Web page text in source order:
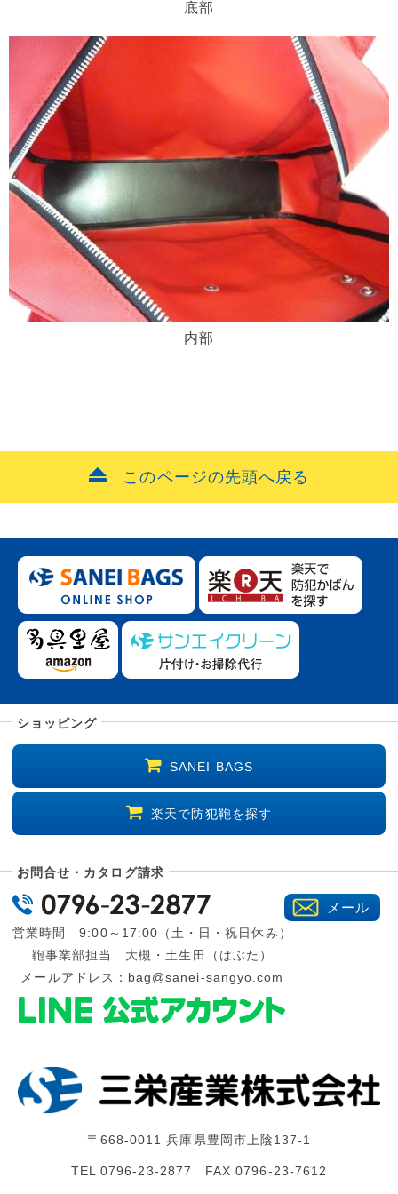
底部
内部
このページの先頭へ戻る
ショッピング
SANEI BAGS
楽天で防犯鞄を探す
お問合せ・カタログ請求
営業時間 9:00～17:00（土・日・祝日休み）
鞄事業部担当 大槻・土生田（はぶた）
メールアドレス： bag@sanei-sangyo.com
メール
〒668-0011 兵庫県豊岡市上陰137-1
TEL 0796-23-2877 FAX 0796-23-7612